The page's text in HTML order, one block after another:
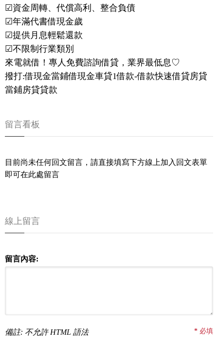
☑資金周轉、代償高利、整合負債
☑年滿代書借現金歲
☑提供月息輕鬆還款
☑不限制行業類別
來電就借！專人免費諮詢借貸，業界最低息♡
撥打:借現金當鋪借現金車貸1借款-借款快速借貸房貸
當鋪房貸貸款
留言看板
目前尚未任何回文留言，請直接填寫下方線上加入回文表單
即可在此處留言
線上留言
留言內容:
備註: 不允許 HTML 語法 * 必填